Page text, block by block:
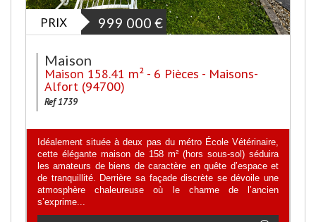
PRIX 999 000 €
Maison
Maison 158.41 m² - 6 Pièces - Maisons-
Alfort (94700)
Ref 1739
Idéalement située à deux pas du métro École Vétérinaire,
cette élégante maison de 158 m² (hors sous-sol) séduira
les amateurs de biens de caractère en quête d’espace et
de tranquillité. Derrière sa façade discrète se dévoile une
atmosphère chaleureuse où le charme de l’ancien
s’exprime...